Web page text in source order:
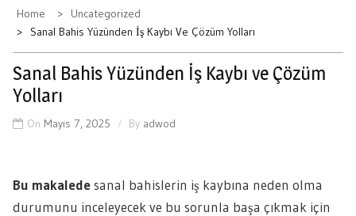
Home
Uncategorized
Sanal Bahis Yüzünden İş Kaybı Ve Çözüm Yolları
Sanal Bahis Yüzünden İş Kaybı ve Çözüm
Yolları
On Mayıs 7, 2025 By adwod
Bu makaledesanal bahislerin iş kaybına neden olma
durumunu inceleyecek ve bu sorunla başa çıkmak için